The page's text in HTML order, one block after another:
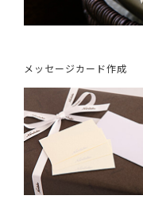
メッセージカード作成